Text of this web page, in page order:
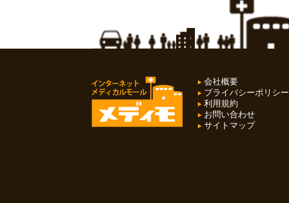
会社概要
プライバシーポリシー
利用規約
お問い合わせ
サイトマップ